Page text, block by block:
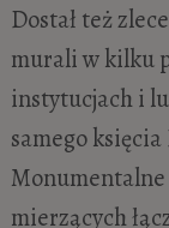
Dostał też
murali w kilku
instytucjach i
samego
Monumentalne
mierzących